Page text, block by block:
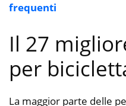
frequenti
Il 27
per
La maggior parte delle